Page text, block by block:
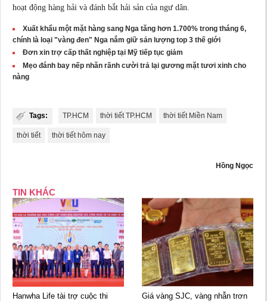
hoạt động hàng hải và đánh bắt hải sản của ngư dân.
Xuất khẩu một mặt hàng sang Nga tăng hơn 1.700% trong tháng 6,
chính là loại "vàng đen" Nga nắm giữ sản lượng top 3 thế giới
Đơn xin trợ cấp thất nghiệp tại Mỹ tiếp tục giảm
Mẹo đánh bay nếp nhăn rãnh cười trả lại gương mặt tươi xinh cho
nàng
Tags: TP.HCM thời tiết TP.HCM thời tiết Miền Nam
thời tiết thời tiết hôm nay
Hồng Ngọc
TIN KHÁC
Hanwha Life tài trợ cuộc thi
Giá vàng SJC, vàng nhẫn trơn